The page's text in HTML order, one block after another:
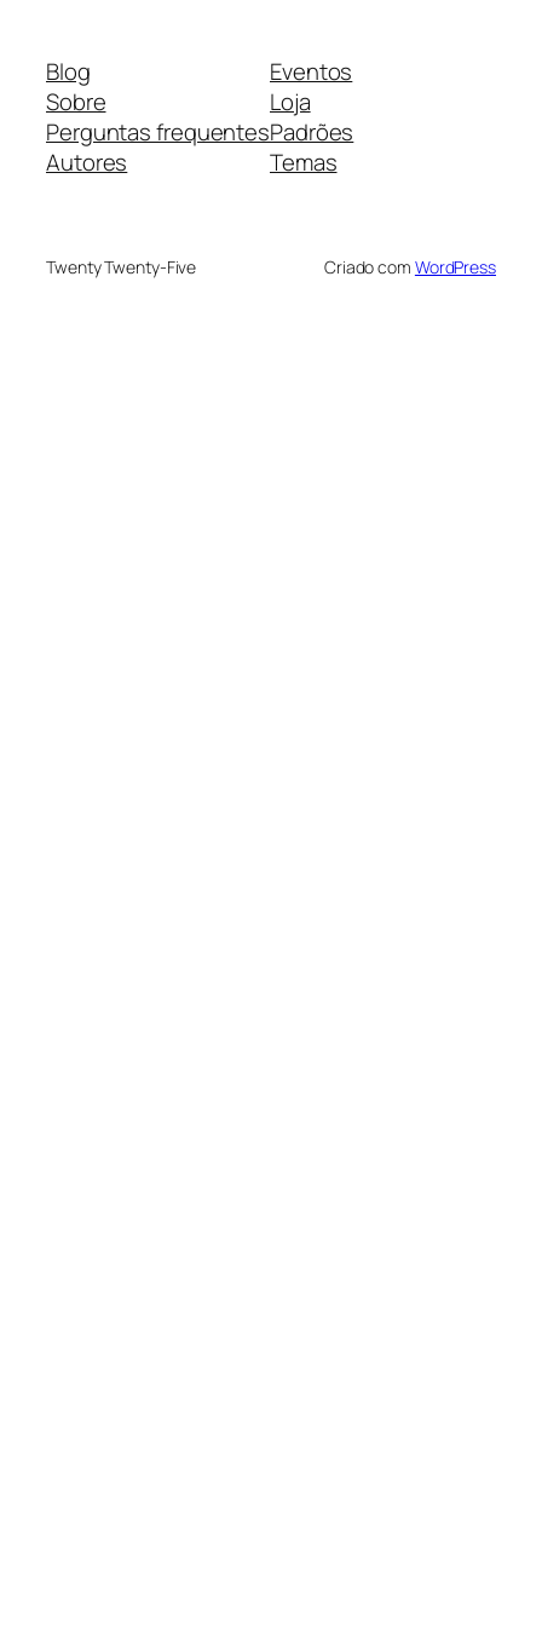
Blog
Sobre
Perguntas frequentes
Autores
Eventos
Loja
Padrões
Temas
Twenty Twenty-Five Criado com WordPress